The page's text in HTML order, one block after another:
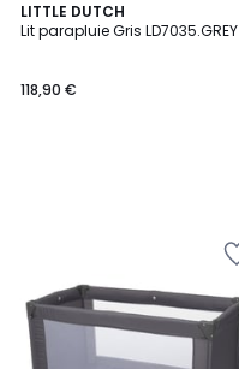
LITTLE DUTCH
Lit parapluie Gris LD7035.GREY
118,90 €